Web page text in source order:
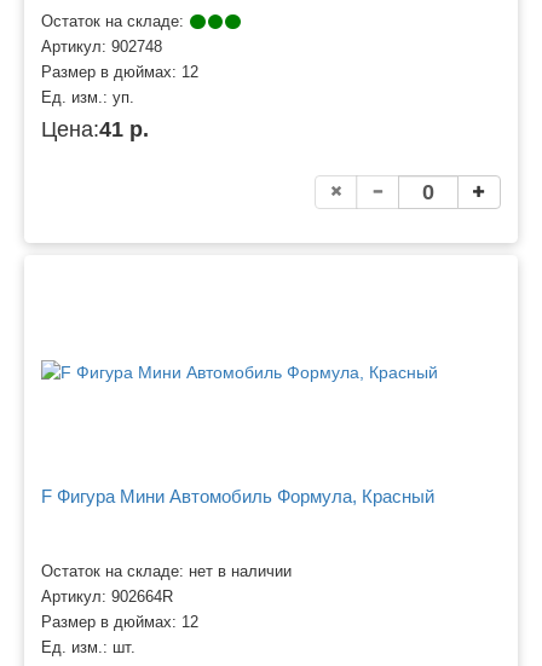
Остаток на складе:
Артикул: 902748
Размер в дюймах: 12
Ед. изм.: уп.
Цена:41 р.
F Фигура Мини Автомобиль Формула, Красный
Остаток на складе: нет в наличии
Артикул: 902664R
Размер в дюймах: 12
Ед. изм.: шт.